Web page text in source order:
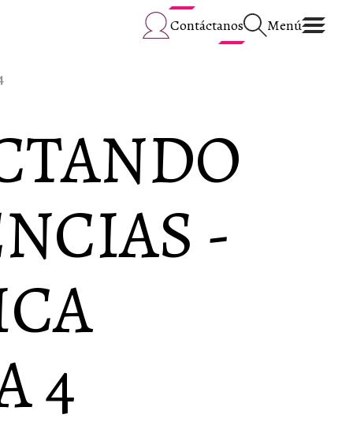
Contáctanos Menú
-
4